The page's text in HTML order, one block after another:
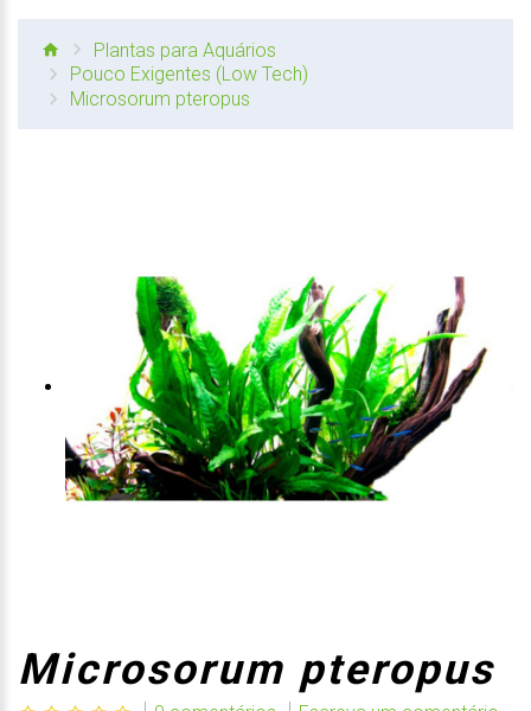
Plantas para Aquários
Pouco Exigentes (Low Tech)
Microsorum pteropus
Microsorum pteropus